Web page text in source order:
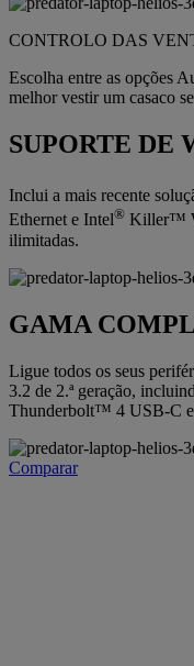
CONTROLO DAS
Escolha entre as opções
melhor vestir um casaco
SUPORTE DE
Inclui a mais recente
Ethernet e Intel® Killer™
ilimitadas.
GAMA
Ligue todos os seus
3.2 de 2.ª geração,
Thunderbolt™ 4 USB-C
Comparar